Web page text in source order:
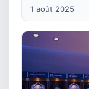
1 août 2025